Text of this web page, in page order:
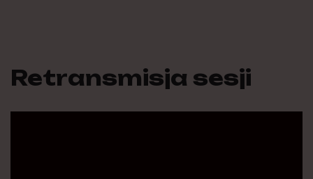
Retransmisja sesji